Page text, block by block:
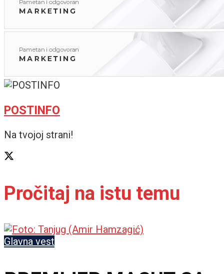
POSTINFO
Na tvojoj strani!
Pročitaj na istu temu
Glavna vest